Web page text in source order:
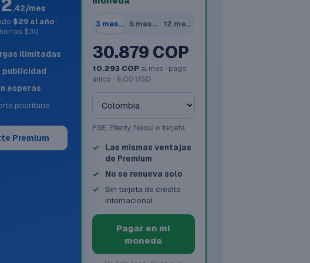
,42/mes
$29 al año·
$30
ilimitadas
publicidad
esperas
prioritario
Premium
3 meses 6 meses 12 meses
30.879 COP
10.293 COP al mes · pago
único · 9,00 USD
PSE, Efecty, Nequi o tarjeta
Las mismas ventajas
de Premium
No se renueva solo
Sin tarjeta de crédito
internacional
Pagar en mi
moneda